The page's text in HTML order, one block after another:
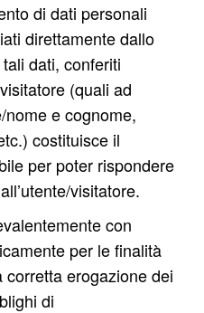
di dati personali
direttamente dallo
dati, conferiti
(quali ad
e cognome,
costituisce il
per poter rispondere
visitatore.
con
per le finalità
erogazione dei
di